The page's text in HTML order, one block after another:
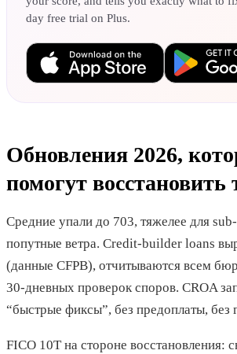
day free trial on Plus.
Обновления 2026,
помогут восстановить
Средние упали до 703, тяжелее для
попутные ветра. Credit-builder loans
(данные CFPB), отчитываются всем
30-дневных проверок споров. CROA
“быстрые фиксы”, без предоплаты, без
FICO 10T на стороне восстановления: